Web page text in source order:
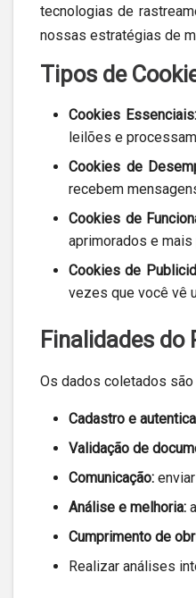
tecnologias de
nossas estratégias de
Tipos de
Cookies Essenciais:
leilões e
Cookies de
recebem
Cookies de
aprimorados e
Cookies de
vezes que você vê
Finalidades do
Os dados coletados
Cadastro e
Validação de
Comunicação:
Análise e melhoria:
Cumprimento de
Realizar análises